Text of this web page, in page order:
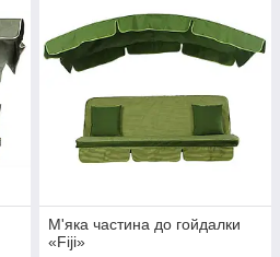
М'яка частина до гойдалки
«Fiji»